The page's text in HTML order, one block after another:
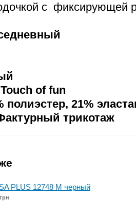
с фиксирующей
Touch of fun
полиэстер, 21%
трикотаж
PLUS 12748 M черный